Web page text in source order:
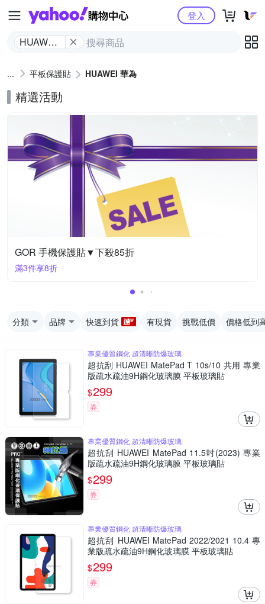
Yahoo購物中心
HUAWEI
登入
平板保護貼 HUAWEI 華為
精選活動
GOR 手機保護貼▼下殺85折
滿3件享8折
分類 品牌 快速到貨 有現貨 挑戰低價 價格低到
專業優質鋼化 超清晰防爆玻璃
超抗刮 HUAWEI MatePad T 10s/10 共用 專業
版疏水疏油9H鋼化玻璃膜 平板玻璃貼
$299
券
專業優質鋼化 超清晰防爆玻璃
超抗刮 HUAWEI MatePad 11.5吋(2023) 專業
版疏水疏油9H鋼化玻璃膜 平板玻璃貼
$299
券
專業優質鋼化 超清晰防爆玻璃
超抗刮 HUAWEI MatePad 2022/2021 10.4 專
業版疏水疏油9H鋼化玻璃膜 平板玻璃貼
$299
券